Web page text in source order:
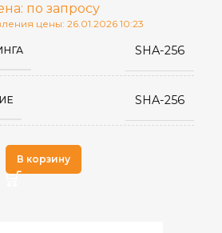
по запросу
цены: 26.01.2026 10:23
SHA-256
SHA-256
В корзину